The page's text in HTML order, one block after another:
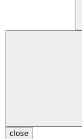
close